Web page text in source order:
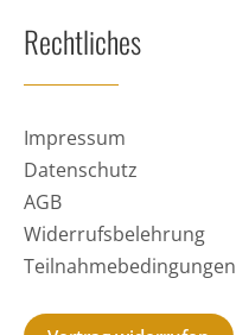
Rechtliches
Impressum
Datenschutz
AGB
Widerrufsbelehrung
Teilnahmebedingungen